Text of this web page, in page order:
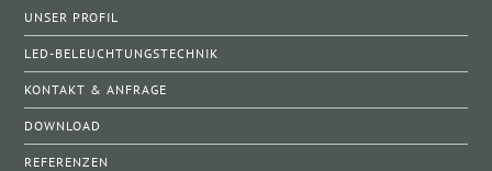
UNSER PROFIL
LED-BELEUCHTUNGSTECHNIK
KONTAKT & ANFRAGE
DOWNLOAD
REFERENZEN